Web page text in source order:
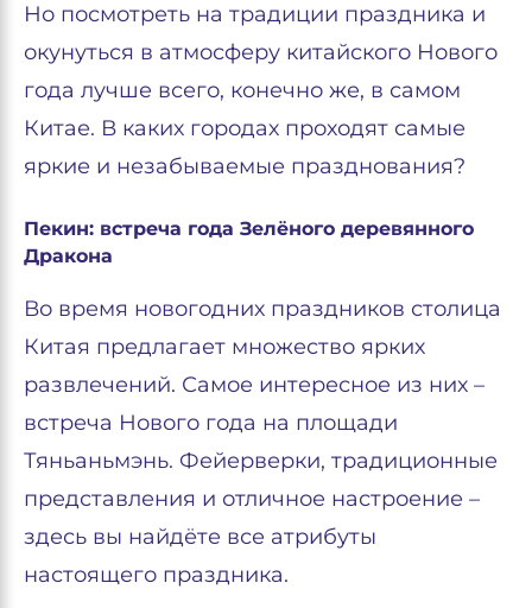
Но посмотреть на традиции праздника и
окунуться в атмосферу китайского Нового
года лучше всего, конечно же, в самом
Китае. В каких городах проходят самые
яркие и незабываемые празднования?
Пекин: встреча года Зелёного деревянного
Дракона
Во время новогодних праздников столица
Китая предлагает множество ярких
развлечений. Самое интересное из них –
встреча Нового года на площади
Тяньаньмэнь. Фейерверки, традиционные
представления и отличное настроение –
здесь вы найдёте все атрибуты
настоящего праздника.